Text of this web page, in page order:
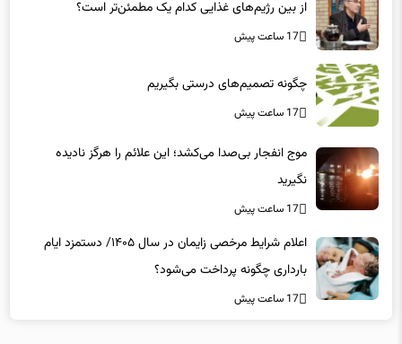
17 ساعت پیش
17 ساعت پیش
نگیرید
17 ساعت پیش
بارداری چگونه پرداخت می‌شود؟
17 ساعت پیش